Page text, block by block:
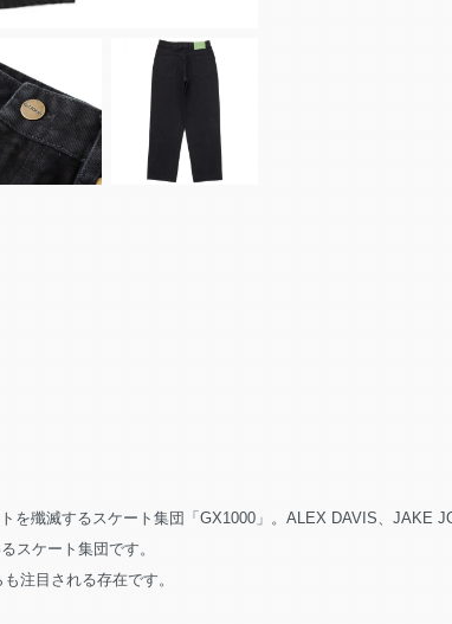
殲滅するスケート集団「GX1000」。ALEX DAVIS、JAKE
スケート集団です。
注目される存在です。